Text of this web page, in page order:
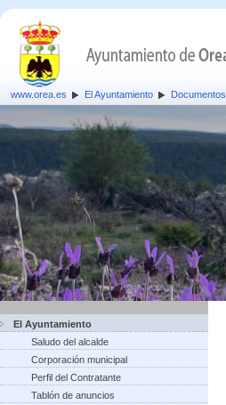
www.orea.es El Ayuntamiento Documentos
El Ayuntamiento
Saludo del alcalde
Corporación municipal
Perfil del Contratante
Tablón de anuncios